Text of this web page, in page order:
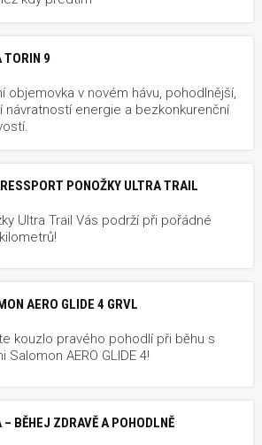
TORIN 9
objemovka v novém hávu, pohodlnější,
návratností energie a bezkonkurenční
PONOŽKY ULTRA TRAIL
Ultra Trail Vás podrží při pořádné
AERO GLIDE 4 GRVL
kouzlo pravého pohodlí při běhu s
Salomon AERO GLIDE 4!
– BĚHEJ ZDRAVĚ A POHODLNĚ